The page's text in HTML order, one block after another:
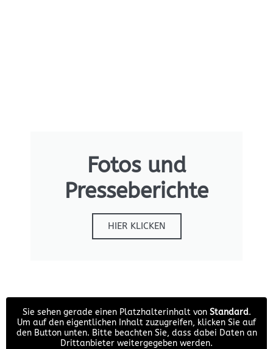
Fotos und
Presseberichte
HIER KLICKEN
Sie sehen gerade einen Platzhalterinhalt von Standard.
Um auf den eigentlichen Inhalt zuzugreifen, klicken Sie auf
den Button unten. Bitte beachten Sie, dass dabei Daten an
Drittanbieter weitergegeben werden.